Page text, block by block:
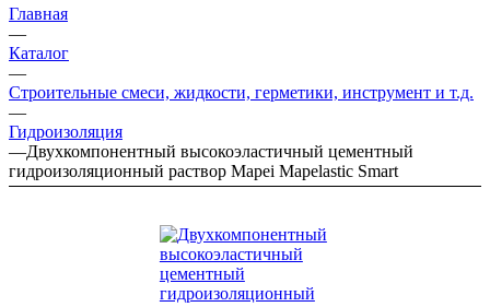
Главная
—
Каталог
—
Строительные смеси, жидкости, герметики, инструмент и т.д.
—
Гидроизоляция
—Двухкомпонентный высокоэластичный цементный
гидроизоляционный раствор Mapei Mapelastic Smart